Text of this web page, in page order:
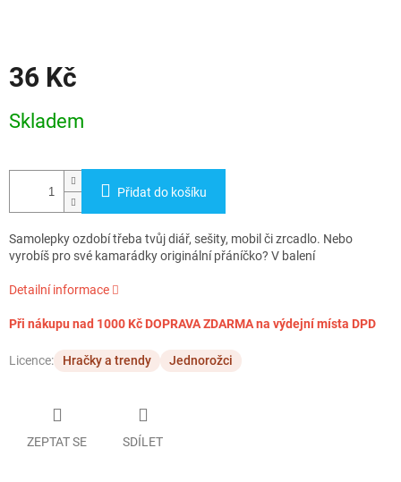
36 Kč
cena:
Skladem
Přidat do košíku
Samolepky ozdobí třeba tvůj diář, sešity, mobil či zrcadlo. Nebo
vyrobíš pro své kamarádky originální přáníčko? V balení
Detailní informace
Při nákupu nad 1000 Kč DOPRAVA ZDARMA na výdejní místa DPD
Licence: Hračky a trendy Jednorožci
ZEPTAT SE SDÍLET